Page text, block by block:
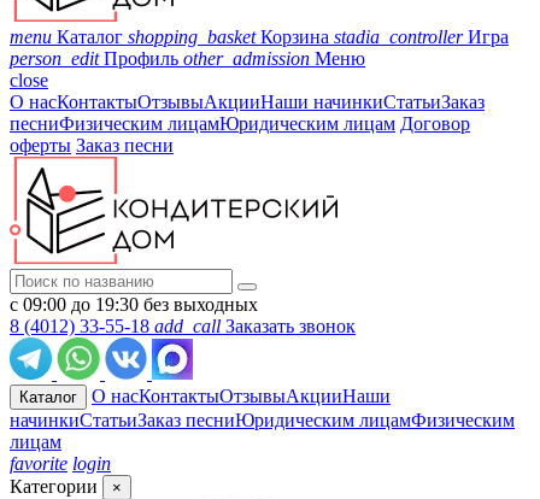
menu Каталог shopping_basket Корзина stadia_controller Игра
person_edit Профиль other_admission Меню
close
О насКонтактыОтзывыАкцииНаши начинкиСтатьиЗаказ
песниФизическим лицамЮридическим лицам Договор
оферты Заказ песни
с 09:00 до 19:30 без выходных
8 (4012) 33-55-18 add_call Заказать звонок
Каталог О насКонтактыОтзывыАкцииНаши
начинкиСтатьиЗаказ песниЮридическим лицамФизическим
лицам
favorite login
Категории
×